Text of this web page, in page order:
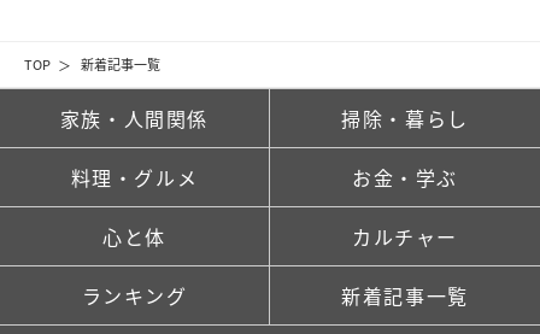
TOP 新着記事一覧
家族・人間関係 掃除・暮らし
料理・グルメ お金・学ぶ
心と体 カルチャー
ランキング 新着記事一覧